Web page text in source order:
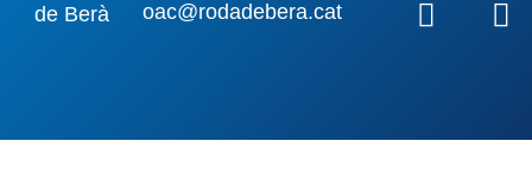
oac@rodadebera.cat